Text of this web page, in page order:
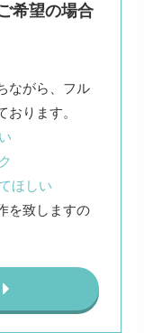
希望の場合
ながら、フル
ほしい
を致しますの